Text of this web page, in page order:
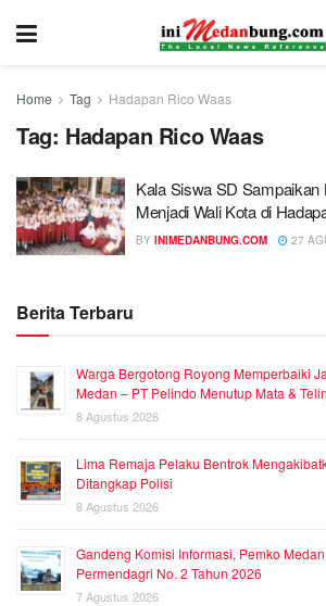
Home Tag Hadapan Rico Waas
Tag: Hadapan Rico Waas
Kala Siswa SD Sampaikan
Menjadi Wali Kota di
BY INIMEDANBUNG.COM 27
Berita Terbaru
Warga Bergotong Royong Memperbaiki
Medan – PT Pelindo Menutup Mata &
8 Agustus 2026
Lima Remaja Pelaku Bentrok
Ditangkap Polisi
8 Agustus 2026
Gandeng Komisi Informasi, Pemko
Permendagri No. 2 Tahun 2026
7 Agustus 2026